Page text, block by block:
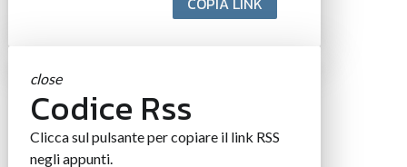
close
Codice Rss
Clicca sul pulsante per copiare il link RSS
negli appunti.